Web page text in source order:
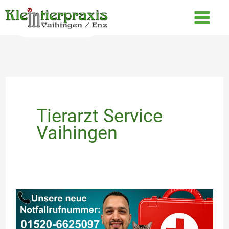
Zum
Inhalt
Tierarzt Service
Vaihingen
24/7
Notfallrufnummer